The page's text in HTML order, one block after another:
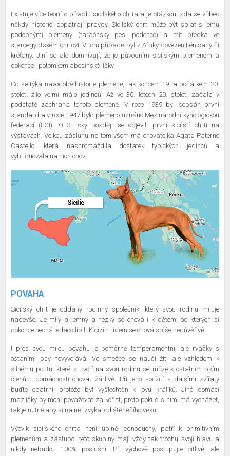
Existuje více teorií o původu sicilského chrta a je otázkou, zda se vůbec
někdy historici dopátrají pravdy. Sicilský chrt může být spjat s jemu
podobnými plemeny (faraónský pes, podenco) a mít předka ve
staroegyptském chrtovi. V tom případě byl z Afriky dovezen Féničany či
kréťany. Jiní se ale domnívají, že je původním sicilským plemenem a
dokonce i potomkem abesinské lišky.
Co se týká navodobé historie plemene, tak koncem 19. a počátkem 20.
století žilo velmi málo jedinců. Až ve 30. letech 20. století začala v
podstatě záchrana tohoto plemene. V roce 1939 byl sepsán první
standard a v roce 1947 bylo plemeno uznáno Mezinárodní kynologickou
federací (FCI). O 3 roky později se objevili první sicilští chrti na
výstavách. Velkou zásluhu na tom všem má chovatelka Agata Paterno
Castello, která nashromáždila dostatek typických jedinců a
vybuduovala na nich chov.
POVAHA
Sicilský chrt je oddaný rodinný společník, který svou rodinu miluje
nadevše. Je milý a jemný a hezky se chová i k dětem, od kterých si
dokonce nechá ledaco líbit. K cizím lidem se chová spíše nedůvěřivě.
I přes svou milou povahu je poměrně temperamentní, ale rvačky s
ostaními psy nevyvolává. Ve smečce se naučí žít, ale vzhledem k
silnému poutu, které si tvoří na svou rodinu se může k ostatním psím
členům domácnosti chovat žárlivě. Při jeho soužití s dalšími zvířaty
buďte opatrní, protože byl vyšlechtěn k lovu králíků. Jiné domácí
mazlíčky by mohl považovat za kořist, proto pokud s nimi má vycházet,
tak je nutné aby si na něl zvykal od štěněčího věku.
Výcvik sicilského chrta není úplně jednoduchý, patří k primitivním
plemenům a zástupci této skupiny mají vždy tak trochu svoji hlavu a
nikdy nebudou 100% poslušní. Při výchově postupujte citlivě, ale